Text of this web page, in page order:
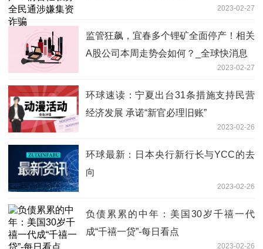
2023-02-27
监管狂飙，宜春多个锂矿全面停产！相关
A股公司本周走势会如何？_全球快消息
2023-02-27
环球速读：宁夏出台31条措施支持民营
经济发展 承诺“新官必理旧账”
2023-02-26
环球最新：日本央行新行长与YCC的去
向
2023-02-26
负债累累的中年：美国30岁千禧一代
成“千禧一贷”-每日看点
2023-02-26